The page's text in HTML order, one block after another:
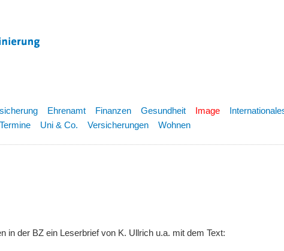
Ehrenamt Finanzen Gesundheit Image
Termine Uni & Co. Versicherungen Wohnen
in der BZ ein Leserbrief von K. Ullrich u.a. mit dem Text: